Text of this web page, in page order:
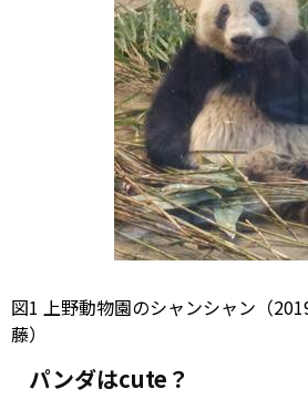
図1 上野動物園のシャンシャン（
藤）
パンダはcute？